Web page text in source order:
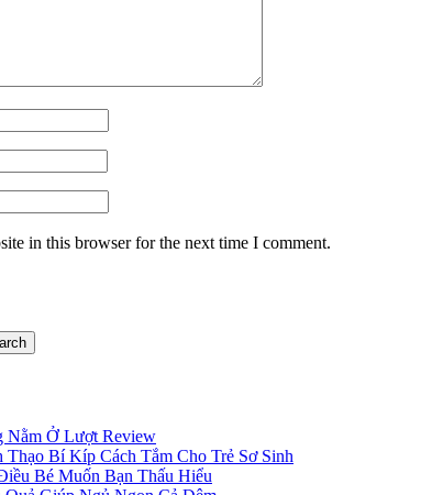
in this browser for the next time I comment.
Nằm Ở Lượt Review
Bí Kíp Cách Tắm Cho Trẻ Sơ Sinh
Bé Muốn Bạn Thấu Hiểu